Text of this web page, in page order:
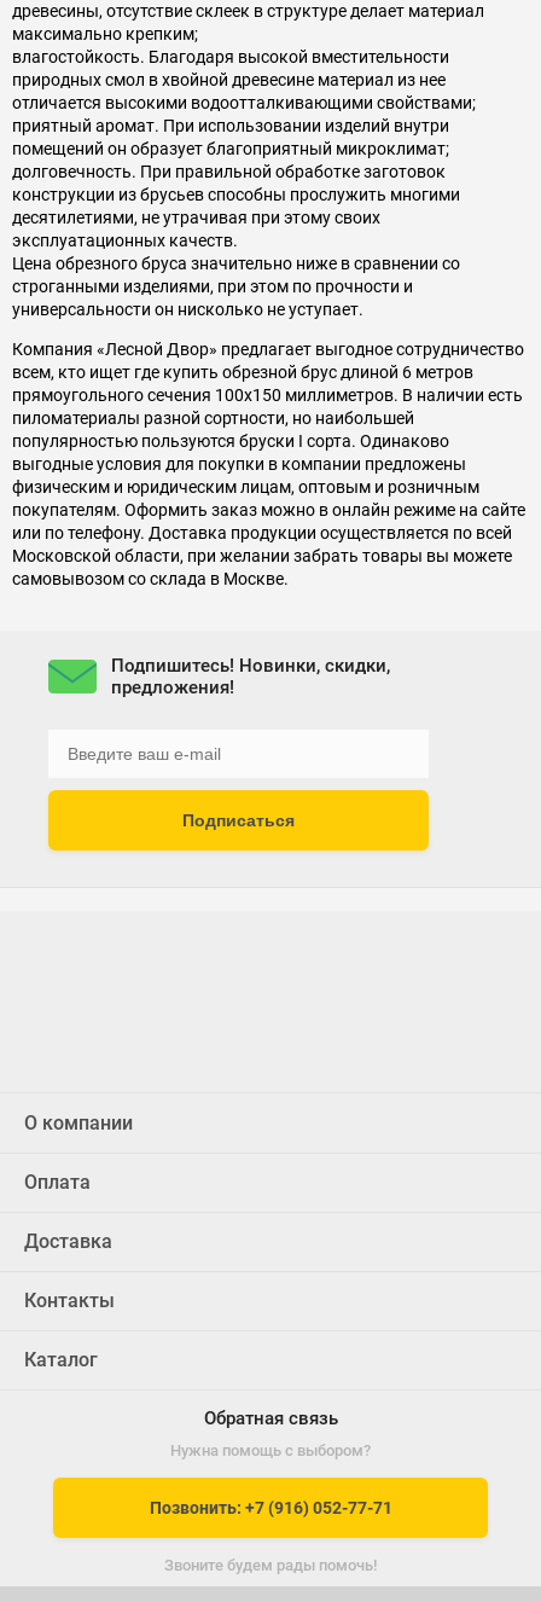
древесины, отсутствие склеек в структуре делает материал
максимально крепким;
влагостойкость. Благодаря высокой вместительности
природных смол в хвойной древесине материал из нее
отличается высокими водоотталкивающими свойствами;
приятный аромат. При использовании изделий внутри
помещений он образует благоприятный микроклимат;
долговечность. При правильной обработке заготовок
конструкции из брусьев способны прослужить многими
десятилетиями, не утрачивая при этому своих
эксплуатационных качеств.
Цена обрезного бруса значительно ниже в сравнении со
строганными изделиями, при этом по прочности и
универсальности он нисколько не уступает.
Компания «Лесной Двор» предлагает выгодное сотрудничество
всем, кто ищет где купить обрезной брус длиной 6 метров
прямоугольного сечения 100х150 миллиметров. В наличии есть
пиломатериалы разной сортности, но наибольшей
популярностью пользуются бруски I сорта. Одинаково
выгодные условия для покупки в компании предложены
физическим и юридическим лицам, оптовым и розничным
покупателям. Оформить заказ можно в онлайн режиме на сайте
или по телефону. Доставка продукции осуществляется по всей
Московской области, при желании забрать товары вы можете
самовывозом со склада в Москве.
Подпишитесь! Новинки, скидки,
предложения!
Подписаться
О компании
Оплата
Доставка
Контакты
Каталог
Обратная связь
Нужна помощь с выбором?
Позвонить: +7 (916) 052-77-71
Звоните будем рады помочь!